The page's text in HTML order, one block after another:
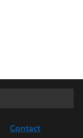
Contact